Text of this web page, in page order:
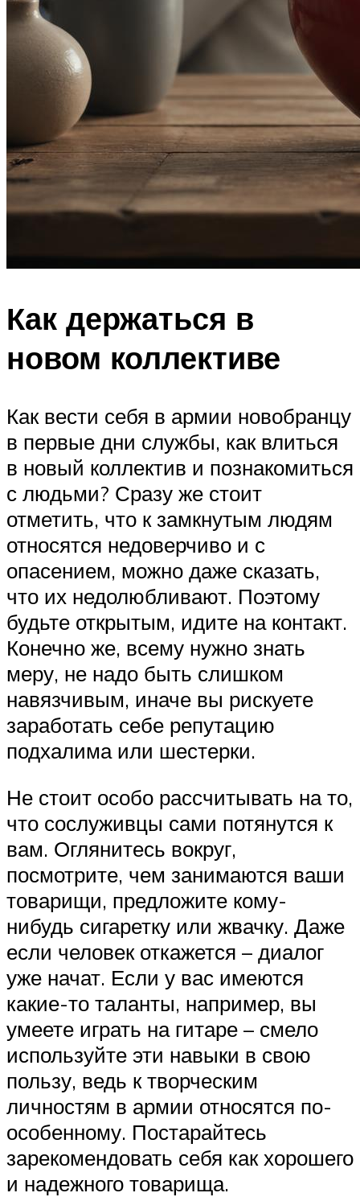
Как держаться в
новом коллективе
Как вести себя в армии новобранцу
в первые дни службы, как влиться
в новый коллектив и познакомиться
с людьми? Сразу же стоит
отметить, что к замкнутым людям
относятся недоверчиво и с
опасением, можно даже сказать,
что их недолюбливают. Поэтому
будьте открытым, идите на контакт.
Конечно же, всему нужно знать
меру, не надо быть слишком
навязчивым, иначе вы рискуете
заработать себе репутацию
подхалима или шестерки.
Не стоит особо рассчитывать на то,
что сослуживцы сами потянутся к
вам. Оглянитесь вокруг,
посмотрите, чем занимаются ваши
товарищи, предложите кому-
нибудь сигаретку или жвачку. Даже
если человек откажется – диалог
уже начат. Если у вас имеются
какие-то таланты, например, вы
умеете играть на гитаре – смело
используйте эти навыки в свою
пользу, ведь к творческим
личностям в армии относятся по-
особенному. Постарайтесь
зарекомендовать себя как хорошего
и надежного товарища.